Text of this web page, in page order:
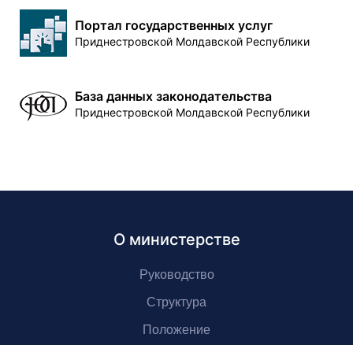
Портал государственных услуг
Приднестровской Молдавской Республики
База данных законодательства
Приднестровской Молдавской Республики
О министерстве
Руководство
Структура
Положение